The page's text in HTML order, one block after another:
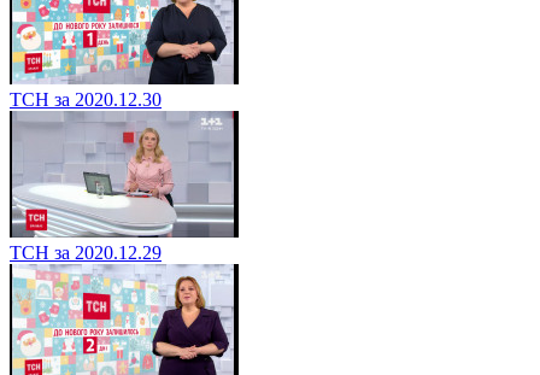
ТСН за 2020.12.30
ТСН за 2020.12.29